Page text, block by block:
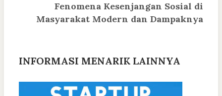
Fenomena Kesenjangan Sosial di
Masyarakat Modern dan Dampaknya
INFORMASI MENARIK LAINNYA